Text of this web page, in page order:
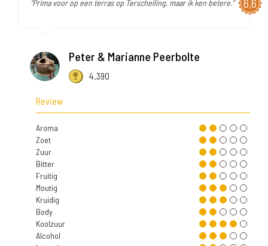
6,6
"Prima voor op een terras op Terschelling, maar ik ken betere."
Peter & Marianne Peerbolte
4.390
Review
Aroma
Zoet
Zuur
Bitter
Fruitig
Moutig
Kruidig
Body
Koolzuur
Alcohol